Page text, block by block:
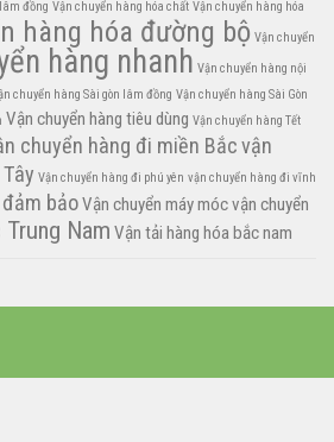
đồng Vận chuyển hàng hóa chất Vận chuyển hàng hóa
hàng hóa đường bộ Vận chuyển
hàng nhanh Vận chuyển hàng nội
chuyển hàng Sài gòn lâm đồng Vận chuyển hàng Sài Gòn
Vận chuyển hàng tiêu dùng Vận chuyển hàng Tết
chuyển hàng đi miền Bắcvận
Vận chuyển hàng đi phú yên vận chuyển hàng đi vĩnh
bảoVận chuyển máy mócvận chuyển
Nam Vận tải hàng hóa bắc nam